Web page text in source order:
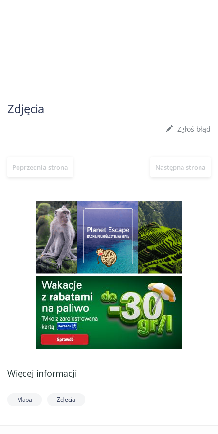
Zdjęcia
Zgłoś błąd
Poprzednia strona Następna strona
Więcej informacji
Mapa Zdjęcia